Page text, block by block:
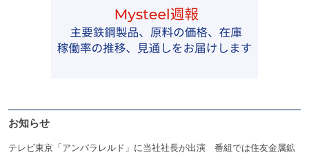
お知らせ
テレビ東京「アンパラレルド」に当社社長が出演 番組では住友金属鉱